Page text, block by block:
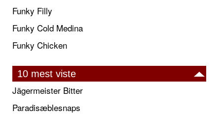
Funky Filly
Funky Cold Medina
Funky Chicken
10 mest viste
Jägermeister Bitter
Paradisæblesnaps